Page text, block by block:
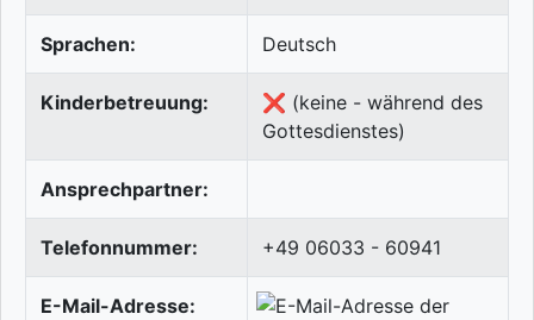
Sprachen: Deutsch
Kinderbetreuung:
❌ (keine - während des
Gottesdienstes)
Ansprechpartner:
Telefonnummer: +49 06033 - 60941
E-Mail-Adresse: